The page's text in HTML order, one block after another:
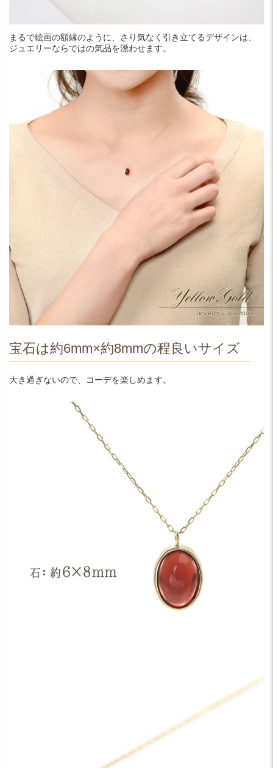
まるで絵画の額縁のように、さり気なく引き立てるデザインは、
ジュエリーならではの気品を漂わせます。
宝石は約6mm×約8mmの程良いサイズ
大き過ぎないので、コーデを楽しめます。